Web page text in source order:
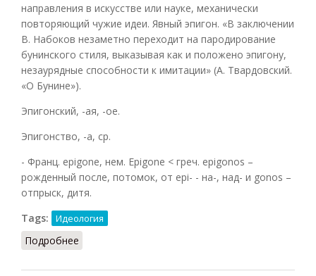
направления в искусстве или науке, механически
повторяющий чужие идеи. Явный эпигон. «В заключении
В. Набоков незаметно переходит на пародирование
бунинского стиля, выказывая как и положено эпигону,
незаурядные способности к имитации» (А. Твардовский.
«О Бунине»).
Эпигонский, -ая, -ое.
Эпигонство, -а, ср.
- Франц. epigone, нем. Epigone < греч. epigonos –
рожденный после, потомок, от epi- - на-, над- и gonos –
отпрыск, дитя.
Tags:
Идеология
Подробнее